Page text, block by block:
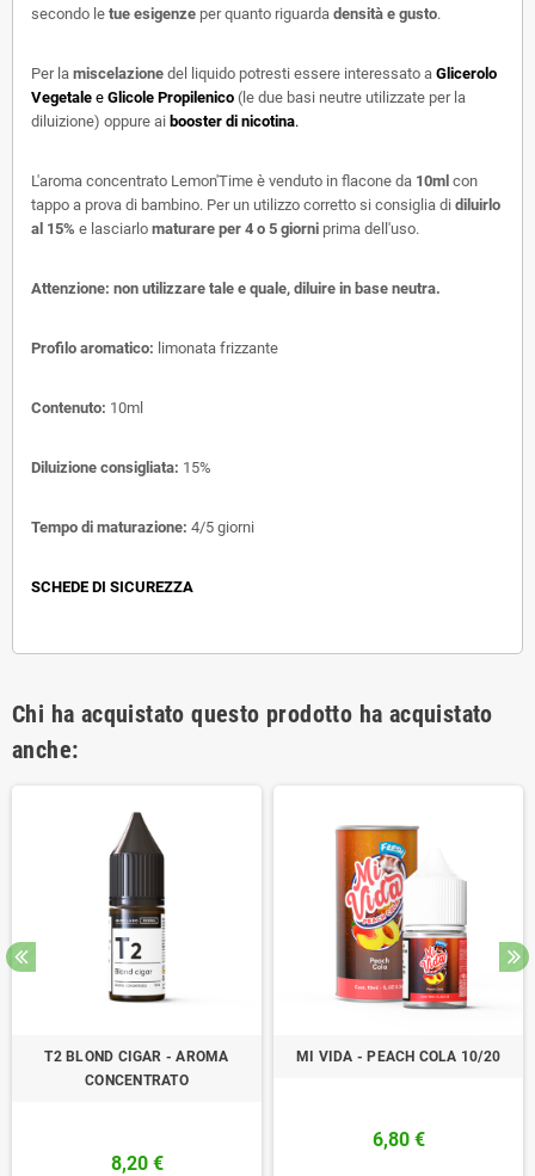
secondo le tue esigenze per quanto riguarda densità e gusto.
Per la miscelazione del liquido potresti essere interessato a Glicerolo
Vegetale e Glicole Propilenico (le due basi neutre utilizzate per la
diluizione) oppure ai booster di nicotina.
L'aroma concentrato Lemon'Time è venduto in flacone da 10ml con
tappo a prova di bambino. Per un utilizzo corretto si consiglia di diluirlo
al 15% e lasciarlo maturare per 4 o 5 giorni prima dell'uso.
Attenzione: non utilizzare tale e quale, diluire in base neutra.
Profilo aromatico: limonata frizzante
Contenuto: 10ml
Diluizione consigliata: 15%
Tempo di maturazione: 4/5 giorni
SCHEDE DI SICUREZZA
Chi ha acquistato questo prodotto ha acquistato
anche:
T2 BLOND CIGAR - AROMA
CONCENTRATO
8,20 €
MI VIDA - PEACH COLA 10/20
6,80 €